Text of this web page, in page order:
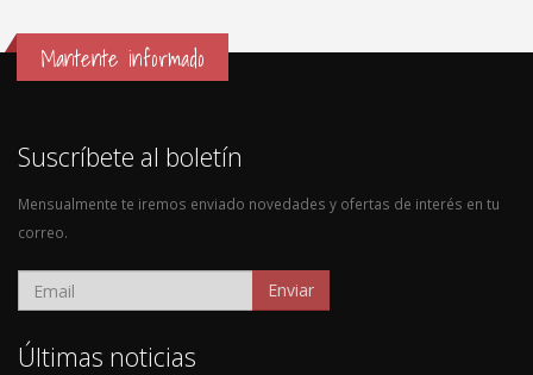
Mantente informado
Suscríbete al boletín
Mensualmente te iremos enviado novedades y ofertas de interés en tu
correo.
Enviar
Últimas noticias